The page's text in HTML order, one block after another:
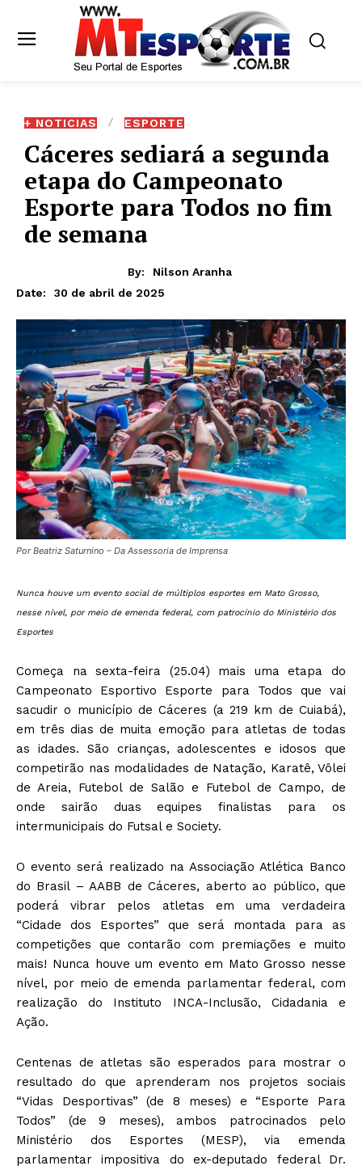
+ NOTICIAS ESPORTE
Cáceres sediará a segunda
etapa do Campeonato
Esporte para Todos no fim
de semana
By:
Nilson Aranha
Date:
30 de abril de 2025
Por Beatriz Saturnino – Da Assessoria de Imprensa
Nunca houve um evento social de múltiplos esportes em Mato Grosso,
nesse nível, por meio de emenda federal, com patrocínio do Ministério dos
Esportes
Começa na sexta-feira (25.04) mais uma etapa do
Campeonato Esportivo Esporte para Todos que vai
sacudir o município de Cáceres (a 219 km de Cuiabá),
em três dias de muita emoção para atletas de todas
as idades. São crianças, adolescentes e idosos que
competirão nas modalidades de Natação, Karatê, Vôlei
de Areia, Futebol de Salão e Futebol de Campo, de
onde sairão duas equipes finalistas para os
intermunicipais do Futsal e Society.
O evento será realizado na Associação Atlética Banco
do Brasil – AABB de Cáceres, aberto ao público, que
poderá vibrar pelos atletas em uma verdadeira
“Cidade dos Esportes” que será montada para as
competições que contarão com premiações e muito
mais! Nunca houve um evento em Mato Grosso nesse
nível, por meio de emenda parlamentar federal, com
realização do Instituto INCA-Inclusão, Cidadania e
Ação.
Centenas de atletas são esperados para mostrar o
resultado do que aprenderam nos projetos sociais
“Vidas Desportivas” (de 8 meses) e “Esporte Para
Todos” (de 9 meses), ambos patrocinados pelo
Ministério dos Esportes (MESP), via emenda
parlamentar impositiva do ex-deputado federal Dr.